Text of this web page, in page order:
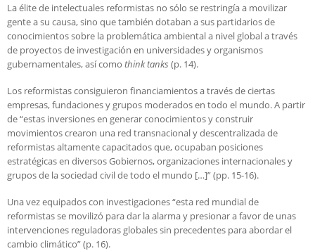
La élite de intelectuales reformistas no sólo se restringía a movilizar
gente a su causa, sino que también dotaban a sus partidarios de
conocimientos sobre la problemática ambiental a nivel global a través
de proyectos de investigación en universidades y organismos
gubernamentales, así como think tanks (p. 14).
Los reformistas consiguieron financiamientos a través de ciertas
empresas, fundaciones y grupos moderados en todo el mundo. A partir
de “estas inversiones en generar conocimientos y construir
movimientos crearon una red transnacional y descentralizada de
reformistas altamente capacitados que, ocupaban posiciones
estratégicas en diversos Gobiernos, organizaciones internacionales y
grupos de la sociedad civil de todo el mundo […]” (pp. 15-16).
Una vez equipados con investigaciones “esta red mundial de
reformistas se movilizó para dar la alarma y presionar a favor de unas
intervenciones reguladoras globales sin precedentes para abordar el
cambio climático” (p. 16).